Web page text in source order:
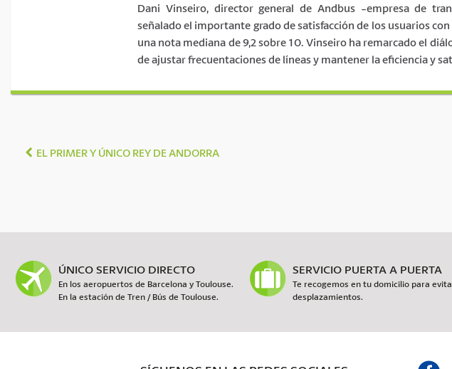
Dani Vinseiro, director general de Andbus -empresa de
señalado el importante grado de satisfacción de los usuarios
una nota mediana de 9,2 sobre 10. Vinseiro ha remarcado el
de ajustar frecuentaciones de líneas y mantener la eficiencia y
EL PRIMER Y ÚNICO REY DE ANDORRA
ÚNICO SERVICIO DIRECTO
En los aeropuertos de Barcelona y Toulouse.
En la estación de Tren / Bús de Toulouse.
SERVICIO PUERTA A PUERTA
Te recogemos en tu domicilio para
desplazamientos.